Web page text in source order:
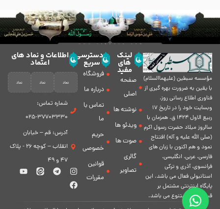
مؤسسه سبطين (عليهماالسلام)
با يقين به ضرورت بهره گیرى از
فناورى اطلاع رسانى روز،
وبسایت خود را در تاريخ 17
ربيع الاول 1424 ق. همزمان با
سالروز ميلاد حضرت رسول اكرم
(صلی الله علیه و آله) افتتاح
نمود و هم اكنون با زبان های
فارسی، عربى، انگلیسی،
فرانسوی، آذری و ترکی
استانبولی فعال مى باشد. اين
پايگاه اينترنتى مشتمل بر
قسمت هاى متنوع مى باشد.
لینک
های
مفید
صفحه
اصلی
نوشته ها
ویدئو ها
صوت ها
گالری
تصاویر
دسترسی
سریع
فروشگاه
درباره ما
تماس با
ما
حریم
خصوصی
قوانین
مقررات
اطلاعات و نماد های
اعتماد
شماره تماس:
37703330-025
آدرس: قم – خیابان
انقلاب – کوچه 26 - پلاک
47 و 49